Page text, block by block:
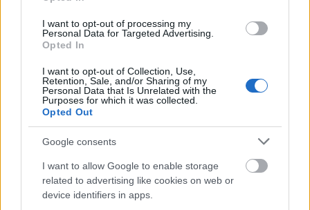
I want to opt-out of processing my
Personal Data for Targeted Advertising.
Opted In
I want to opt-out of Collection, Use,
Retention, Sale, and/or Sharing of my
Personal Data that Is Unrelated with the
Purposes for which it was collected.
Opted Out
Google consents
I want to allow Google to enable storage
related to advertising like cookies on web or
device identifiers in apps.
της Πορτογαλίας
Το καλά κρυμμένο μυστικό της Κρήτης: Το φαράγγι
των Αγίων και η μαγευτική παραλία στο Λιβυκό